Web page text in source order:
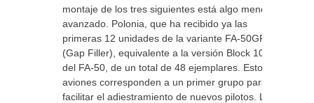
montaje de los tres siguientes está algo menos
avanzado. Polonia, que ha recibido ya las
primeras 12 unidades de la variante FA-50GF
(Gap Filler), equivalente a la versión Block 10
del FA-50, de un total de 48 ejemplares. Estos
aviones corresponden a un primer grupo para
facilitar el adiestramiento de nuevos pilotos. La